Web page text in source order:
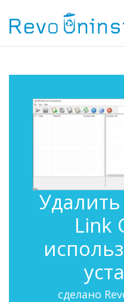
Удалить
Link
сделано